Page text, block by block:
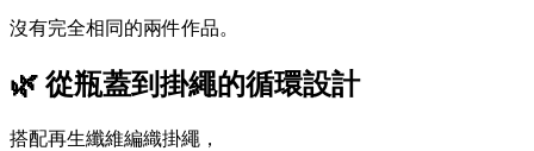
沒有完全相同的兩件作品。
🌿 從瓶蓋到掛繩的循環設計
搭配再生纖維編織掛繩，